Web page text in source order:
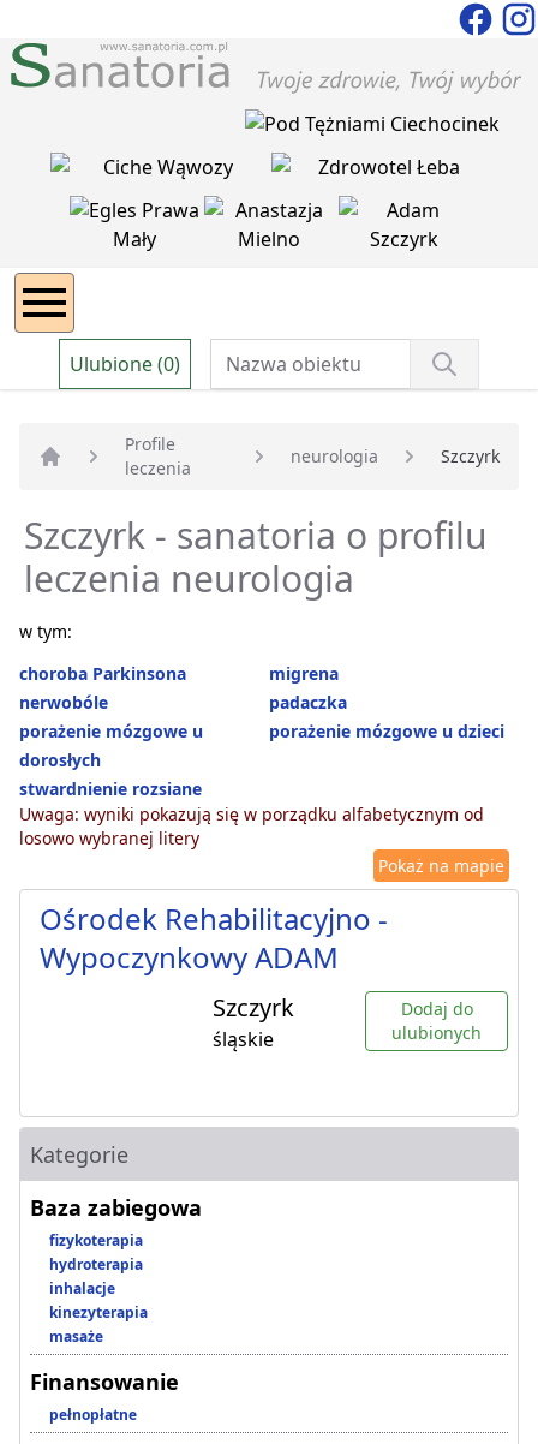
Ulubione (0)
Strona główna
Profile
leczenia
neurologia Szczyrk
Szczyrk - sanatoria o profilu
leczenia neurologia
w tym:
choroba Parkinsona
migrena
nerwobóle
padaczka
porażenie mózgowe u
dorosłych
porażenie mózgowe u dzieci
stwardnienie rozsiane
Uwaga: wyniki pokazują się w porządku alfabetycznym od
losowo wybranej litery
Pokaż na mapie
Ośrodek Rehabilitacyjno -
Wypoczynkowy ADAM
Szczyrk
śląskie
Dodaj do
ulubionych
Kategorie
Baza zabiegowa
fizykoterapia
hydroterapia
inhalacje
kinezyterapia
masaże
Finansowanie
pełnopłatne